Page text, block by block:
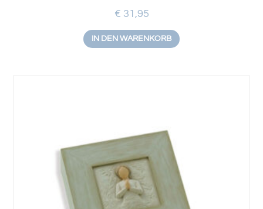
€ 31,95
IN DEN WARENKORB